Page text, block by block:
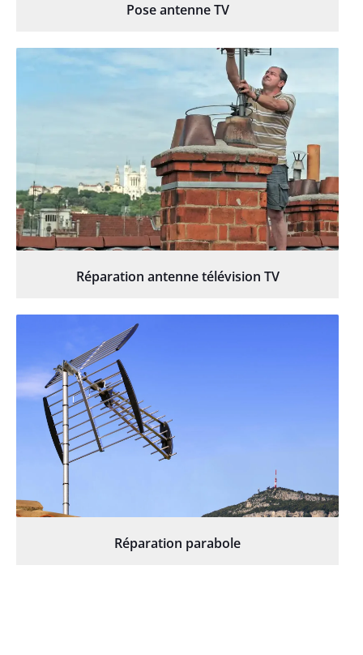
Pose antenne TV
Réparation antenne télévision TV
Réparation parabole